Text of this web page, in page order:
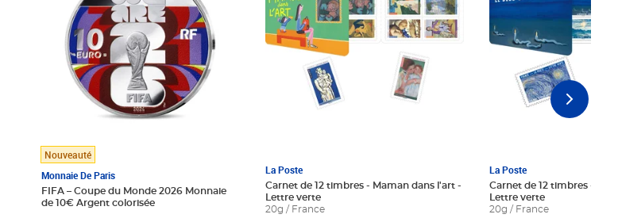
Nouveauté
Monnaie De Paris
FIFA – Coupe du Monde 2026 Monnaie
de 10€ Argent colorisée
La Poste
Carnet de 12 timbres - Maman dans l'art -
Lettre verte
20g / France
La Poste
Carnet de 12 timbres - Le
Lettre verte
20g / France